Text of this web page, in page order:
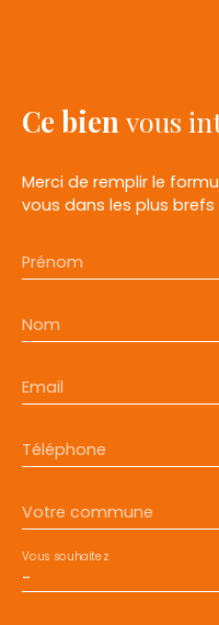
Ce bien vous
Merci de remplir le
vous dans les plus brefs
Prénom
Nom
Email
Téléphone
Votre commune
-
Vous souhaitez